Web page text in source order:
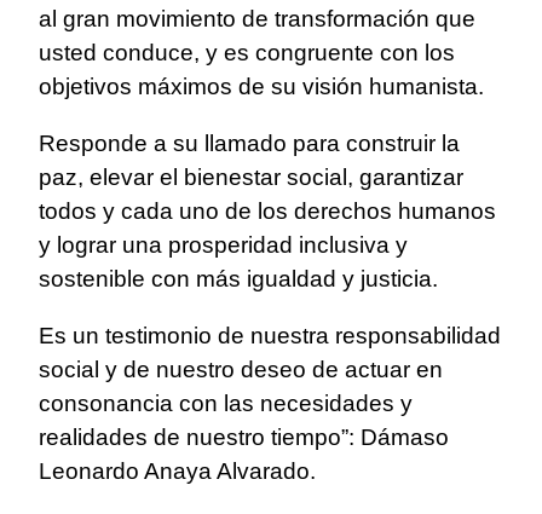
al gran movimiento de transformación que
usted conduce, y es congruente con los
objetivos máximos de su visión humanista.
Responde a su llamado para construir la
paz, elevar el bienestar social, garantizar
todos y cada uno de los derechos humanos
y lograr una prosperidad inclusiva y
sostenible con más igualdad y justicia.
Es un testimonio de nuestra responsabilidad
social y de nuestro deseo de actuar en
consonancia con las necesidades y
realidades de nuestro tiempo”: Dámaso
Leonardo Anaya Alvarado.